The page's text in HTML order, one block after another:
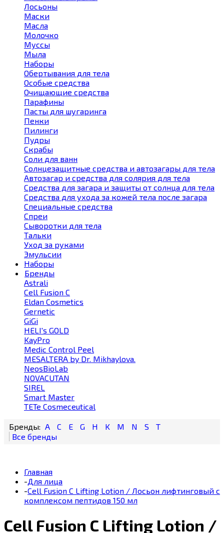
Лосьоны
Маски
Масла
Молочко
Муссы
Мыла
Наборы
Обертывания для тела
Особые средства
Очищающие средства
Парафины
Пасты для шугаринга
Пенки
Пилинги
Пудры
Скрабы
Соли для ванн
Солнцезащитные средства и автозагары для тела
Автозагар и средства для солярия для тела
Средства для загара и защиты от солнца для тела
Средства для ухода за кожей тела после загара
Специальные средства
Спреи
Сыворотки для тела
Тальки
Уход за руками
Эмульсии
Наборы
Бренды
Astrali
Cell Fusion С
Eldan Cosmetics
Gernetic
GiGi
HELI's GOLD
KayPro
Medic Control Peel
MESALTERA by Dr. Mikhaylova.
NeosBioLab
NOVACUTAN
SIREL
Smart Master
TETe Cosmeceutical
A C E G H K M N S T
Главная
-Для лица
-Cell Fusion C Lifting Lotion / Лосьон лифтинговый с
комплексом пептидов 150 мл
Cell Fusion C Lifting Lotion /